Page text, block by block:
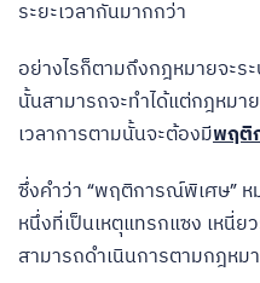
ระยะเวลากันมากกว่า
อย่างไรก็ตามถึงกฎหมายจะร
นั้นสามารถจะทำได้แต่กฎหมา
เวลาการตามนั้นจะต้องมีพฤติ
ซึ่งคำว่า “พฤติการณ์พิเศษ”
หนึ่งที่เป็นเหตุแทรกแซง เหนี่ย
สามารถดำเนินการตามกฎหม